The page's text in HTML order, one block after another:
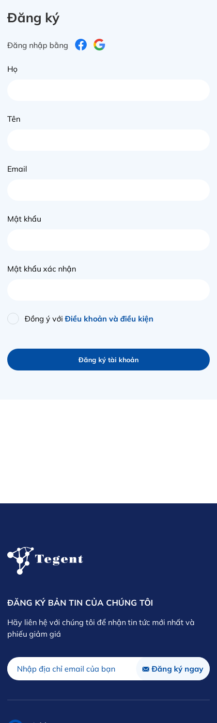
Đăng ký
Đăng nhập bằng
Họ
Tên
Email
Mật khẩu
Mật khẩu xác nhận
Đồng ý với Điều khoản và điều kiện
Đăng ký tài khoản
ĐĂNG KÝ BẢN TIN CỦA CHÚNG TÔI
Hãy liên hệ với chúng tôi để nhận tin tức mới nhất và
phiếu giảm giá